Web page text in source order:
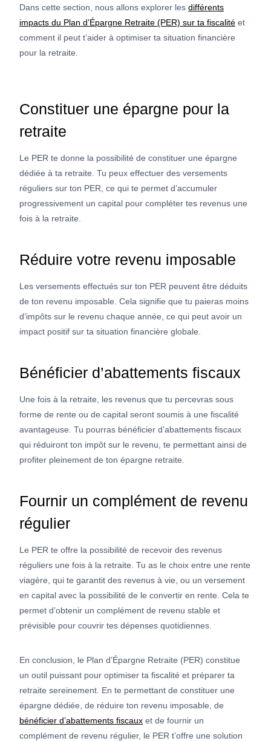
Dans cette section, nous allons explorer les différents
impacts du Plan d’Épargne Retraite (PER) sur ta fiscalité et
comment il peut t’aider à optimiser ta situation financière
pour la retraite.
Constituer une épargne pour la
retraite
Le PER te donne la possibilité de constituer une épargne
dédiée à ta retraite. Tu peux effectuer des versements
réguliers sur ton PER, ce qui te permet d’accumuler
progressivement un capital pour compléter tes revenus une
fois à la retraite.
Réduire votre revenu imposable
Les versements effectués sur ton PER peuvent être déduits
de ton revenu imposable. Cela signifie que tu paieras moins
d’impôts sur le revenu chaque année, ce qui peut avoir un
impact positif sur ta situation financière globale.
Bénéficier d’abattements fiscaux
Une fois à la retraite, les revenus que tu percevras sous
forme de rente ou de capital seront soumis à une fiscalité
avantageuse. Tu pourras bénéficier d’abattements fiscaux
qui réduiront ton impôt sur le revenu, te permettant ainsi de
profiter pleinement de ton épargne retraite.
Fournir un complément de revenu
régulier
Le PER te offre la possibilité de recevoir des revenus
réguliers une fois à la retraite. Tu as le choix entre une rente
viagère, qui te garantit des revenus à vie, ou un versement
en capital avec la possibilité de le convertir en rente. Cela te
permet d’obtenir un complément de revenu stable et
prévisible pour couvrir tes dépenses quotidiennes.
En conclusion, le Plan d’Épargne Retraite (PER) constitue
un outil puissant pour optimiser ta fiscalité et préparer ta
retraite sereinement. En te permettant de constituer une
épargne dédiée, de réduire ton revenu imposable, de
bénéficier d’abattements fiscaux et de fournir un
complément de revenu régulier, le PER t’offre une solution